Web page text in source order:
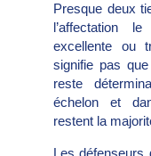
Presque deux
l’affectation
excellente ou
signifie pas que
reste
échelon et
restent la
Les défenseurs